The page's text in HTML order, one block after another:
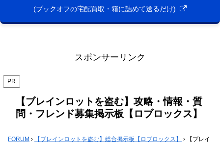
(ブックオフの宅配買取・箱に詰めて送るだけ)
スポンサーリンク
PR
【ブレインロットを盗む】攻略・情報・質
問・フレンド募集掲示板【ロブロックス】
FORUM › 【ブレインロットを盗む】総合掲示板【ロブロックス】 ›
【ブレイ